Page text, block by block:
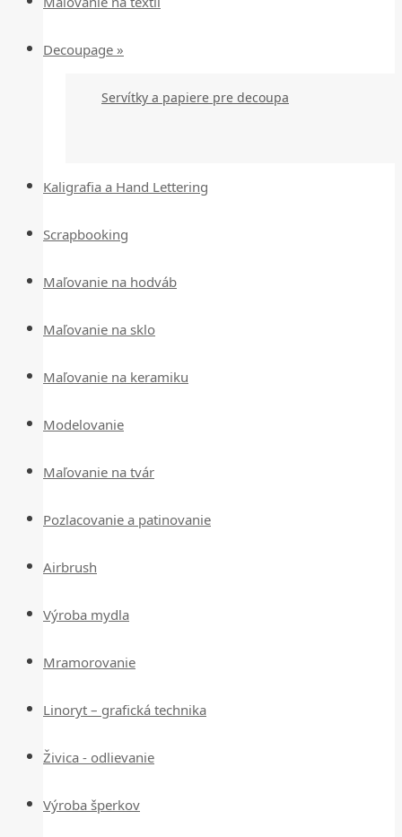
Decoupage »
Servítky a papiere pre decoupa
Kaligrafia a Hand Lettering
Scrapbooking
Maľovanie na hodváb
Maľovanie na sklo
Maľovanie na keramiku
Modelovanie
Maľovanie na tvár
Pozlacovanie a patinovanie
Airbrush
Výroba mydla
Mramorovanie
Linoryt – grafická technika
Živica - odlievanie
Výroba šperkov